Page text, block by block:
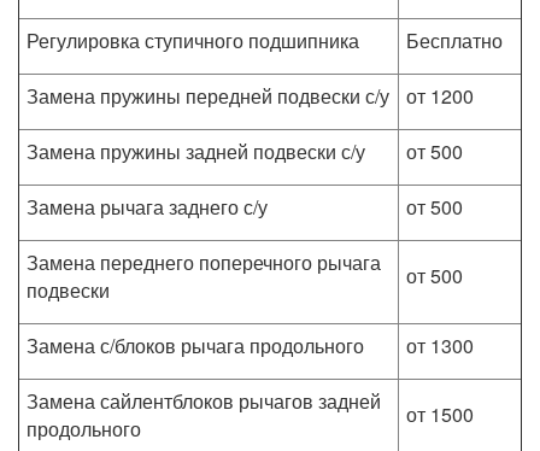
Регулировка ступичного подшипника
Бесплатно
Замена пружины передней подвески с/у
от 1200
Замена пружины задней подвески с/у
от 500
Замена рычага заднего с/у
от 500
Замена переднего поперечного рычага
подвески
от 500
Замена с/блоков рычага продольного
от 1300
Замена сайлентблоков рычагов задней
продольного
от 1500